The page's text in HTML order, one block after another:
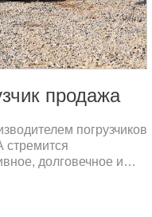
продажа
погрузчиков
стремится
долговечное и
для тяжелых
и